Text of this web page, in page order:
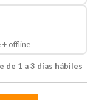
+ offline
de 1 a 3 días hábiles